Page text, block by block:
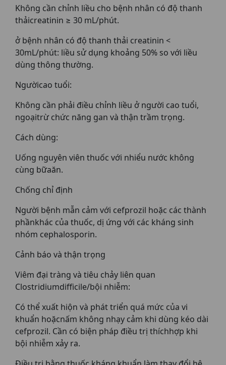
Không cần chỉnh liều cho bệnh nhân có độ thanh
thảicreatinin ≥ 30 mL/phút.
ở bệnh nhân có độ thanh thải creatinin <
30mL/phút: liều sử dụng khoảng 50% so với liều
dùng thông thường.
Ngườicao tuổi:
Không cần phải điều chỉnh liều ở người cao tuổi,
ngoạitrừ chức năng gan và thận trầm trọng.
Cách dùng:
Uống nguyên viên thuốc với nhiểu nước không
cùng bữaăn.
Chống chỉ định
Người bệnh mẫn cảm với cefprozil hoặc các thành
phầnkhác của thuốc, dị ứng với các kháng sinh
nhóm cephalosporin.
Cảnh báo và thận trọng
Viêm đại tràng và tiêu chảy liên quan
Clostridiumdifficile/bội nhiễm:
Có thể xuất hiộn và phát triển quá mức của vi
khuẩn hoặcnấm không nhạy cảm khi dùng kéo dài
cefprozil. Cần có biện pháp điều trị thíchhợp khi
bội nhiễm xảy ra.